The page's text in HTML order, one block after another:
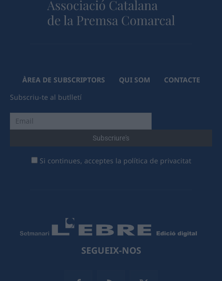
ÀREA DE SUBSCRIPTORS QUI SOM
CONTACTE
Subscriu-te al butlletí
Si continues, acceptes la política de privacitat
SEGUEIX-NOS